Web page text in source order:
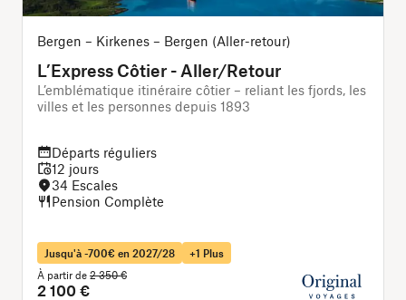
Bergen – Kirkenes – Bergen (Aller-retour)
L’Express Côtier - Aller/Retour
L’emblématique itinéraire côtier – reliant les fjords, les
villes et les personnes depuis 1893
Départs réguliers
12 jours
34 Escales
Pension Complète
Jusqu'à -700€ en 2027/28
+1 Plus
À partir de 2 350 €
2 100 €